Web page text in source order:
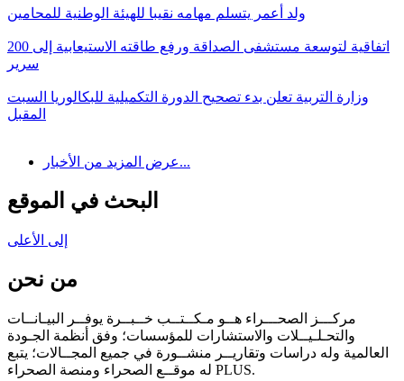
ولد أعمر يتسلم مهامه نقيبا للهيئة الوطنية للمحامين
اتفاقية لتوسعة مستشفى الصداقة ورفع طاقته الاستيعابية إلى 200
سرير
وزارة التربية تعلن بدء تصحيح الدورة التكميلية للبكالوريا السبت
المقبل
عرض المزيد من الأخبار...
البحث في الموقع
إلى الأعلى
من نحن
مركـــز الصحـــراء هــو مـكــتــب خــبــرة يوفــر البيـانــات
والتحـلـيــلات والاستشارات للمؤسسات؛ وفق أنظمة الجـودة
العالمية وله دراسات وتقاريــر منشــورة في جميع المجــالات؛ يتبع
له موقــع الصحراء ومنصة الصحراء PLUS.